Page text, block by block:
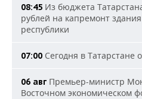
08:45 Из бюджета
рублей на капремонт
республики
07:00 Сегодня в Татарстане
06 авг Премьер-министр
Восточном экономическом